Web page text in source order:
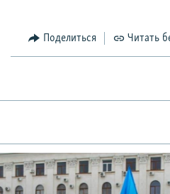
Поделиться Читать